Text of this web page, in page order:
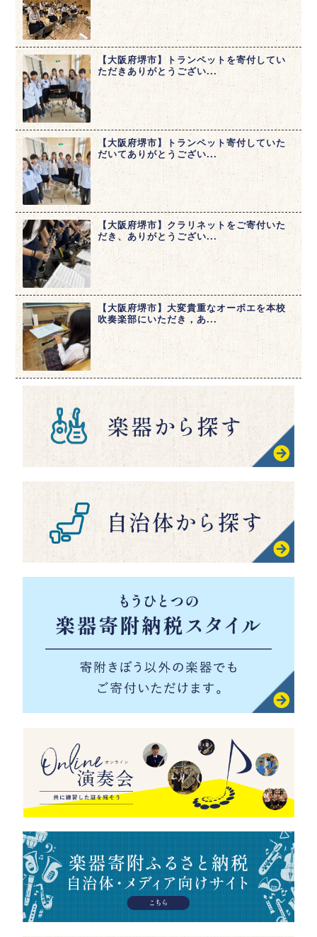
【大阪府堺市】トランペットを寄付してい
ただきありがとうござい...
【大阪府堺市】トランペット寄付していた
だいてありがとうござい...
【大阪府堺市】クラリネットをご寄付いた
だき、ありがとうござい...
【大阪府堺市】大変貴重なオーボエを本校
吹奏楽部にいただき，あ...